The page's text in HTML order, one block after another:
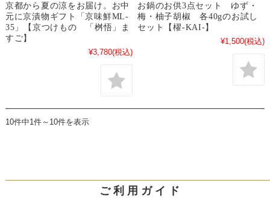
京都から夏の涼をお届け。お中
元に京漬物ギフト「京味鮮ML-
35」【京つけもの 「桝悟」ま
すご】
¥3,780(税込)
お鍋のお供3点セット ゆず・
梅・柚子胡椒 各40gのお試し
セット【櫂-KAI-】
¥1,500(税込)
10件中1件～10件を表示
ご 利 用 ガ イ ド